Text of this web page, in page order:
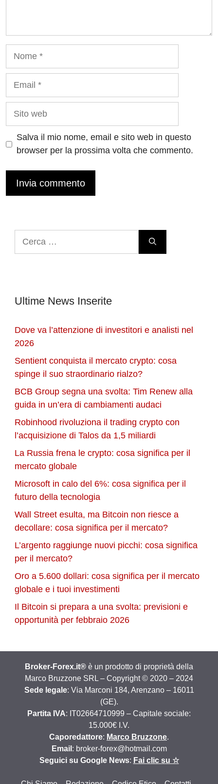
Sito
Salva il mio nome, email e sito web in questo
browser per la prossima volta che commento.
Ultime News Inserite
Dove va l’attenzione di investitori e analisti nel
2026
Sentient conquista il mercato crypto: cosa
spinge il suo straordinario rialzo?
BCB Group segna una svolta: Tim Renew alla
guida in un’era di cambiamenti audaci
Robinhood rivoluziona il trading crypto con
l’acquisizione di Talos da 1,5 miliardi
La Russia frena le crypto: cosa significa per il
mercato globale
Microsoft in calo del 6%: cosa significa per il
futuro della tecnologia
Wall Street esulta, ma Bitcoin non riesce a
decollare: cosa significa per il mercato?
L’argento raggiunge nuovi picchi: cosa significa
per il mercato?
Oro a 5.600 dollari: cosa significa per il mercato
globale e i tuoi investimenti
Il Bitcoin si prepara a una svolta: previsioni e
opportunità per febbraio 2026
Broker-Forex.it® è un prodotto di proprietà della
Marco Bruzzone SRL – Copyright © 2020 – 2024
Sede legale: Via Marconi 184, Arenzano – 16011
(GE).
Partita IVA: IT02664710999 – Capitale sociale:
15.000€ I.V.
Caporedattore: Marco Bruzzone.
Email : broker-forex@hotmail.com
Seguici su Google News: Fai clic su ☆